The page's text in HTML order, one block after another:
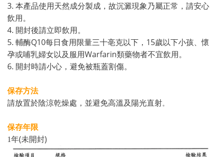
3. 本產品使用天然成分製成，故沉澱現象乃屬正常，請安心
飲用。
4. 開封後請立即飲用。
5. 輔酶Q10每日食用限量三十亳克以下， 15歲以下小孩、懷
孕或哺乳婦女以及服用Warfarin類藥物者不宜飲用。
6. 開封時請小心，避免被瓶蓋割傷。
保存方法
請放置於陰涼乾燥處，並避免高溫及陽光直射。
保存年限
1年(未開封)